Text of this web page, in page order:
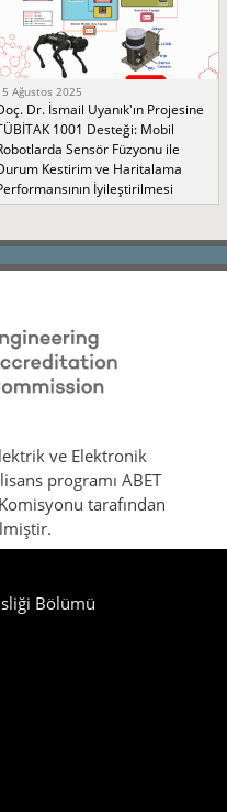
Ağustos 2025
Dr. İsmail Uyanık'ın Projesine
1001 Desteği: Mobil
Sensör Füzyonu ile
Kestirim ve Haritalama
İyileştirilmesi
ve Elektronik
programı ABET
tarafından
Bölümü